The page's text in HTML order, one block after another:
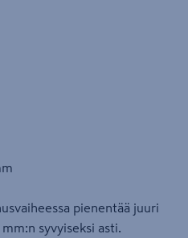
pienentää juuri
syvyiseksi asti.